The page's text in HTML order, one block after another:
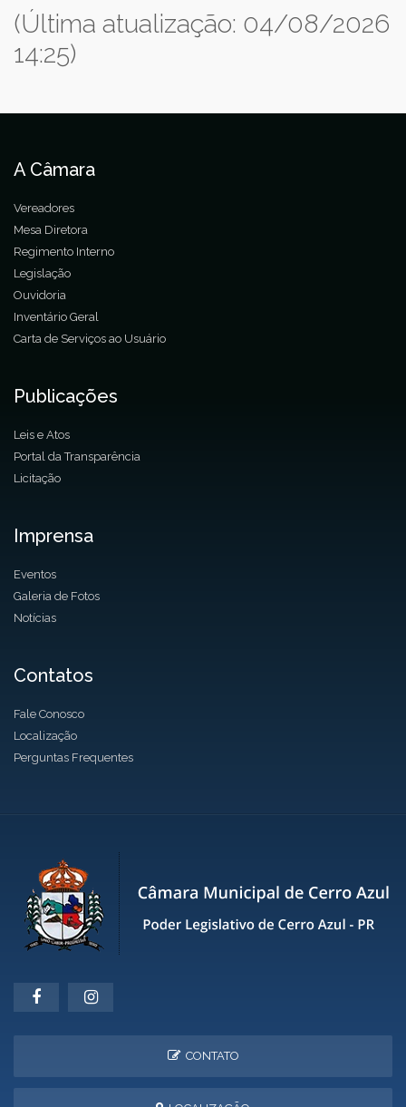
(Última atualização: 04/08/2026
14:25)
A Câmara
Vereadores
Mesa Diretora
Regimento Interno
Legislação
Ouvidoria
Inventário Geral
Carta de Serviços ao Usuário
Publicações
Leis e Atos
Portal da Transparência
Licitação
Imprensa
Eventos
Galeria de Fotos
Notícias
Contatos
Fale Conosco
Localização
Perguntas Frequentes
CONTATO